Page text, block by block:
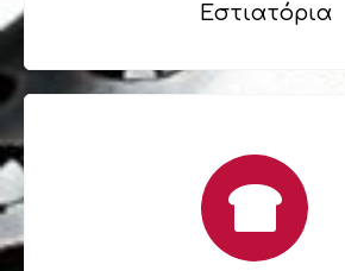
Εστιατόρια